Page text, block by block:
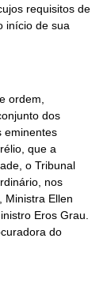
ordem,
dos
eminentes
que a
o Tribunal
nos
Ministra Ellen
Eros Grau.
do